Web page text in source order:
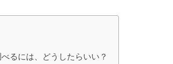
るには、どうしたらいい？